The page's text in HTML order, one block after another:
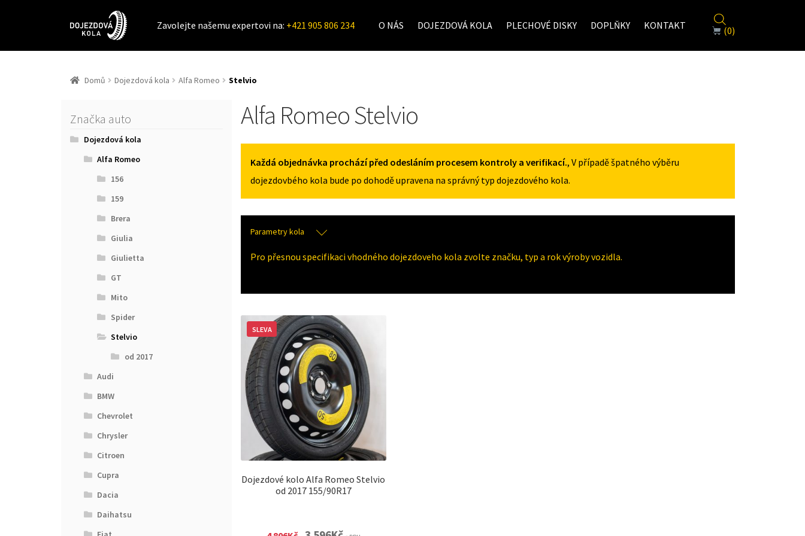
Zavolejte našemu expertovi na: +421 905 806 234 O NÁS DOJEZDOVÁ KOLA PLECHOVÉ DISKY DOPLŇKY KONTAKT (0)
Domů Dojezdová kola Alfa Romeo Stelvio
Značka auto
Dojezdová kola
Alfa Romeo
156
159
Brera
Giulia
Giulietta
GT
Mito
Spider
Stelvio
od 2017
Audi
BMW
Chevrolet
Chrysler
Citroen
Cupra
Dacia
Daihatsu
Alfa Romeo Stelvio
Každá objednávka prochází před odesláním procesem kontroly a verifikací., V případě špatného výběru
dojezdovbého kola bude po dohodě upravena na správný typ dojezdového kola.
Parametry kola
Pro přesnou specifikaci vhodného dojezdoveho kola zvolte značku, typ a rok výroby vozidla.
Dojezdové kolo Alfa Romeo Stelvio
od 2017 155/90R17
SLEVA
Original
Current